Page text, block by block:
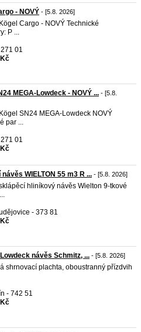
- NOVÝ - [5.8. 2026]
Cargo - NOVÝ Technické
P ...
01
MEGA-Lowdeck - NOVÝ ... - [5.8.
SN24 MEGA-Lowdeck NOVÝ
par ...
01
WIELTON 55 m3 R ... - [5.8. 2026]
hliníkový návěs Wielton 9-tkové
- 373 81
návěs Schmitz, ... - [5.8. 2026]
shrnovací plachta, oboustranný přízdvih
- 742 51